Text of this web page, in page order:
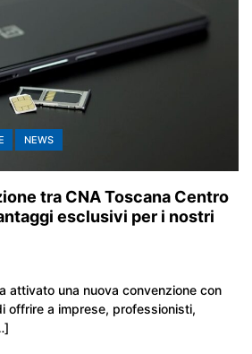
NEWS
tra CNA Toscana Centro
esclusivi per i nostri
attivato una nuova convenzione con
offrire a imprese, professionisti,